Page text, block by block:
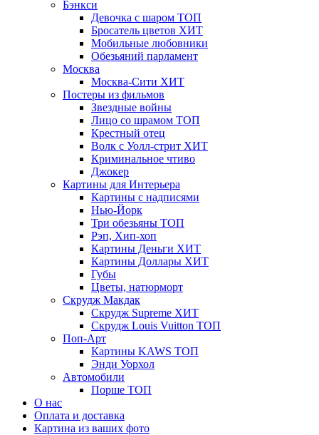
Бэнкси
Девочка с шаром ТОП
Бросатель цветов ХИТ
Мобильные любовники
Обезьяний парламент
Москва
Москва-Сити ХИТ
Постеры из фильмов
Звездные войны
Лицо со шрамом ТОП
Крестный отец
Волк с Уолл-стрит ХИТ
Криминальное чтиво
Джокер
Картины для Интерьера
Картины с надписями
Нью-Йорк
Три обезьяны ТОП
Рэп, Хип-хоп
Картины Деньги ХИТ
Картины Доллары ХИТ
Губы
Цветы, натюрморт
Скрудж Макдак
Скрудж Supreme ХИТ
Скрудж Louis Vuitton ТОП
Поп-Арт
Картины KAWS ТОП
Энди Уорхол
Автомобили
Порше ТОП
О нас
Оплата и доставка
Картина из ваших фото